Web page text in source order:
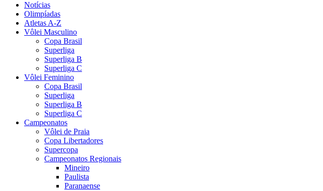
Notícias
Olimpíadas
Atletas A-Z
Vôlei Masculino
Copa Brasil
Superliga
Superliga B
Superliga C
Vôlei Feminino
Copa Brasil
Superliga
Superliga B
Superliga C
Campeonatos
Vôlei de Praia
Copa Libertadores
Supercopa
Campeonatos Regionais
Mineiro
Paulista
Paranaense